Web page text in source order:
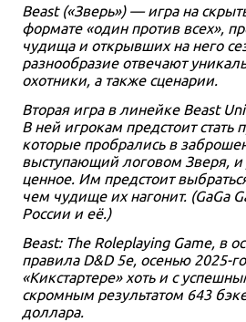
Beast («Зверь») — игра на
формате «один против всех»,
чудища и открывших на него
разнообразие отвечают
охотники, а также сценарии.
Вторая игра в линейке Beast
В ней игрокам предстоит стать
которые пробрались в
выступающий логовом Зверя, и
ценное. Им предстоит
чем чудище их нагонит. (GaGa
России и её.)
Beast: The Roleplaying Game, в
правила D&D 5e, осенью 2025-
«Кикстартере» хоть и с
скромным результатом 643
доллара.